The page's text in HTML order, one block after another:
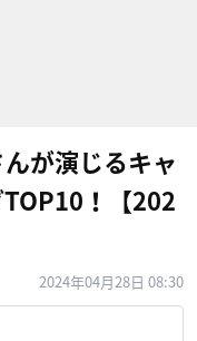
が演じるキャ
！【202
2024年04月28日 08:30